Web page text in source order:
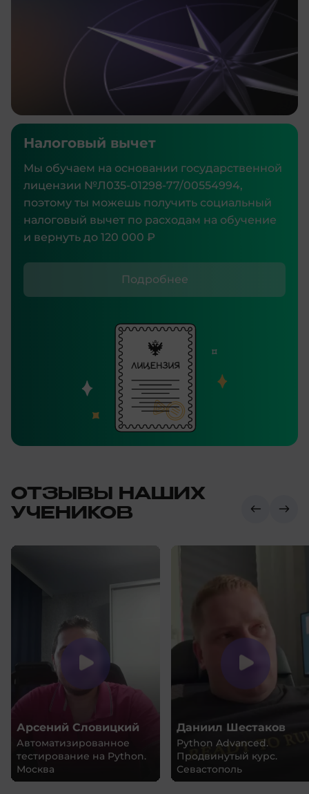
Налоговый вычет
Мы обучаем на основании государственной
лицензии №Л035‑01298‑77/00554994,
поэтому ты можешь получить социальный
налоговый вычет по расходам на обучение
и вернуть до 120 000 ₽
Подробнее
ОТЗЫВЫ НАШИХ
УЧЕНИКОВ
Арсений Словицкий
Автоматизированное
тестирование на Python.
Москва
Даниил Шестаков
Python Advanced.
Продвинутый курс.
Севастополь